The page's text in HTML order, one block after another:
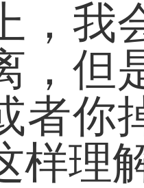
，我
，但
者你
样理